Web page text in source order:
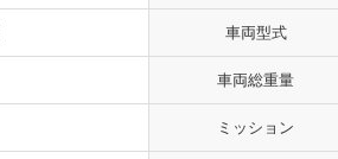
車両型式
車両総重量
ミッション